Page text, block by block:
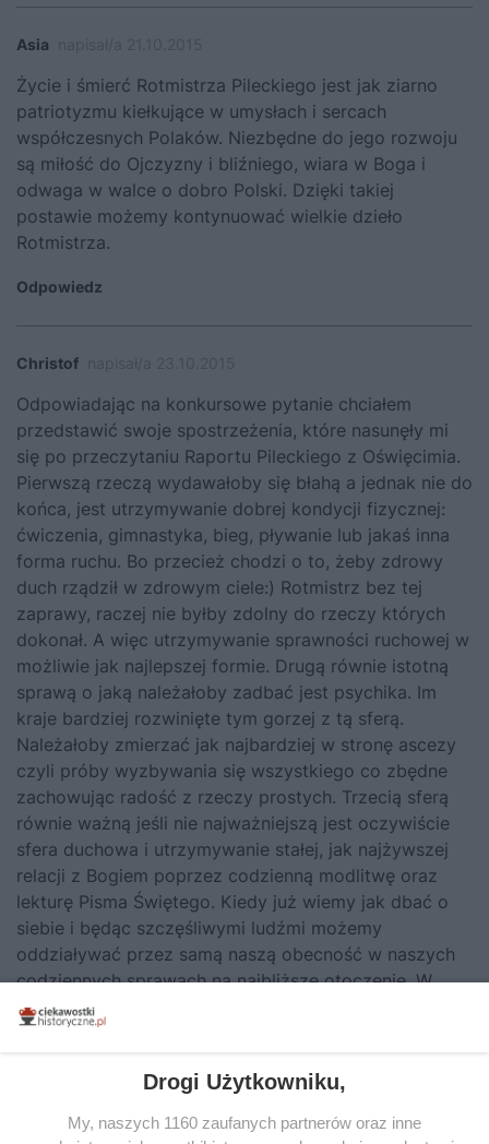
Asia
Życie i śmierć Rotmistrza Pileckiego jest jak ziarno
patriotyzmu kiełkujące w umysłach i sercach
współczesnych Polaków. Niezbędne do jego rozwoju
są miłość do Ojczyzny i bliźniego, wiara w Boga i
odwaga w walce o dobro Polski. Dzięki takiej
postawie możemy kontynuować wielkie dzieło
Rotmistrza.
Odpowiedz
Christof
Odpowiadając na konkursowe pytanie chciałem
przedstawić swoje spostrzeżenia, które nasunęły mi
się po przeczytaniu Raportu Pileckiego z Oświęcimia.
Pierwszą rzeczą wydawałoby się błahą a jednak nie do
końca, jest utrzymywanie dobrej kondycji fizycznej:
ćwiczenia, gimnastyka, bieg, pływanie lub jakaś inna
forma ruchu. Bo przecież chodzi o to, żeby zdrowy
duch rządził w zdrowym ciele:) Rotmistrz bez tej
zaprawy, raczej nie byłby zdolny do rzeczy których
dokonał. A więc utrzymywanie sprawności ruchowej w
możliwie jak najlepszej formie. Drugą równie istotną
sprawą o jaką należałoby zadbać jest psychika. Im
kraje bardziej rozwinięte tym gorzej z tą sferą.
Należałoby zmierzać jak najbardziej w stronę ascezy
czyli próby wyzbywania się wszystkiego co zbędne
zachowując radość z rzeczy prostych. Trzecią sferą
równie ważną jeśli nie najważniejszą jest oczywiście
sfera duchowa i utrzymywanie stałej, jak najżywszej
relacji z Bogiem poprzez codzienną modlitwę oraz
lekturę Pisma Świętego. Kiedy już wiemy jak dbać o
siebie i będąc szczęśliwymi ludźmi możemy
oddziaływać przez samą naszą obecność w naszych
codziennych sprawach na najbliższe otoczenie. W
pracy, w domu, wśród znajomych. A kiedy będziemy
jeszcze znajdowali czas na dodatkowe rzeczy takie
bezpośrednio komuś pomagając, lub wykorzystując
swoje umiejętności propagować wartości, które są
nam bliskie, interesowanie się aktualną sytuacją
Drogi Użytkowniku,
My, naszych 1160 zaufanych partnerów oraz inne